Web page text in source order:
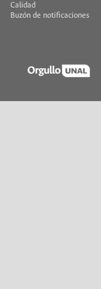
Calidad
Buzón de notificaciones